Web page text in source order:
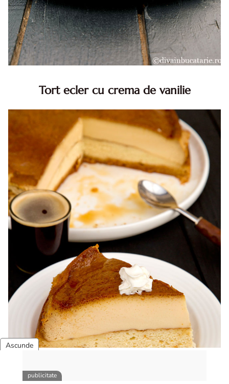
Tort ecler cu crema de vanilie
Reteta tort ecler. Tort ecler cu crema vanilie. Reteta
Karpatka